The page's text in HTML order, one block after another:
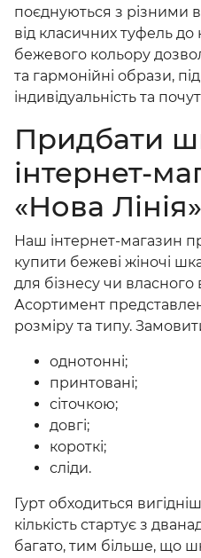
поєднуються з різними
від класичних туфель до
бежевого кольору
та гармонійні образи,
індивідуальність та
Придбати
інтернет-
«Нова Лінія»
Наш інтернет-магазин
купити бежеві жіночі
для бізнесу чи
Асортимент
розміру та типу.
однотонні;
принтовані;
сіточкою;
довгі;
короткі;
сліди.
Гурт обходиться
кількість стартує з
багато, тим більше, що